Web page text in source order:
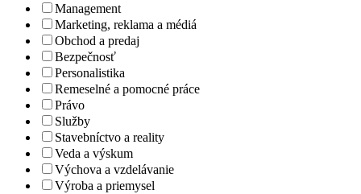
Management
Marketing, reklama a médiá
Obchod a predaj
Bezpečnosť
Personalistika
Remeselné a pomocné práce
Právo
Služby
Stavebníctvo a reality
Veda a výskum
Výchova a vzdelávanie
Výroba a priemysel